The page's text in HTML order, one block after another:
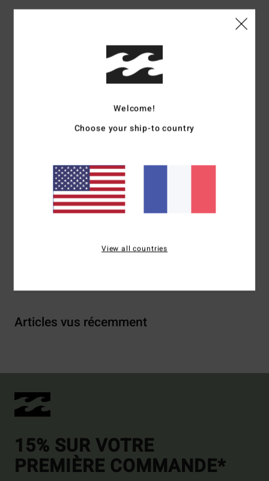
Code couleur
Collection :Collection Core
col rond
Manches :manches courtes
Composition100 % Coton
Articles vus récemment
15% SUR VOTRE
PREMIÈRE COMMANDE*
Welcome!
Choose your ship-to country
View all countries